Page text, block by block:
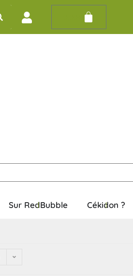
Sur RedBubble Cékidon ?